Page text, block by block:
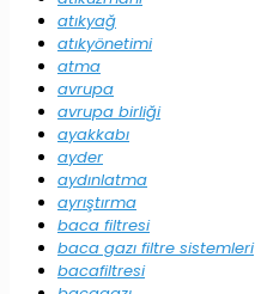
atıkyağ
atıkyönetimi
atma
avrupa
avrupa birliği
ayakkabı
ayder
aydınlatma
ayrıştırma
baca filtresi
baca gazı filtre sistemleri
bacafiltresi